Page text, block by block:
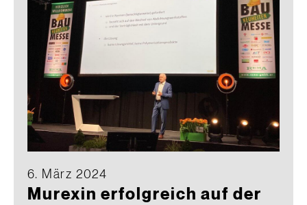
6. März 2024
Murexin erfolgreich auf der